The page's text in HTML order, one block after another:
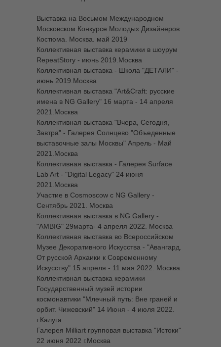
Выставка на Восьмом Международном
Московском Конкурсе Молодых Дизайнеров
Костюма. Москва. май 2019
Коллективная выставка керамики в шоурум
RepeatStory - июнь 2019.Москва
Коллективная выставка - Школа "ДЕТАЛИ" -
июнь 2019.Москва
Коллективная выставка "Art&Craft: русские
имена в NG Gallery" 16 марта - 14 апреля
2021.Москва
Коллективная выставка "Вчера, Сегодня,
Завтра" - Галерея Солнцево "Объеденные
выставочные залы Москвы" Апрель - Май
2021.Москва
Коллективная выставка - Галерея Surface
Lab Art - "Digital Legacy" 24 июня
2021.Москва
Участие в Cosmoscow с NG Gallery -
Сентябрь 2021. Москва
Коллективная выставка в NG Gallery -
"AMBIG" 29марта- 4 апреля 2022. Москва
Коллективная выставка во Всероссийском
Музее Декоративного Искусства - "Авангард.
От русской Архаики к Современному
Искусству" 15 апреля - 11 мая 2022. Москва.
Коллективная выставка керамики
Государственный музей истории
космонавтики "Млечный путь: Вне граней и
орбит. Чижевский" 14 Июня - 4 июля 2022.
г.Калуга
Галерея Milliart групповая выставка "Истоки"
22 июня 2022 г.Москва